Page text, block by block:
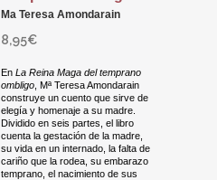
Ma Teresa Amondarain
8,95€
En La Reina Maga del temprano
ombligo , Mª Teresa Amondarain
construye un cuento que sirve de
elegía y homenaje a su madre.
Dividido en seis partes, el libro
cuenta la gestación de la madre,
su vida en un internado, la falta de
cariño que la rodea, su embarazo
temprano, el nacimiento de sus